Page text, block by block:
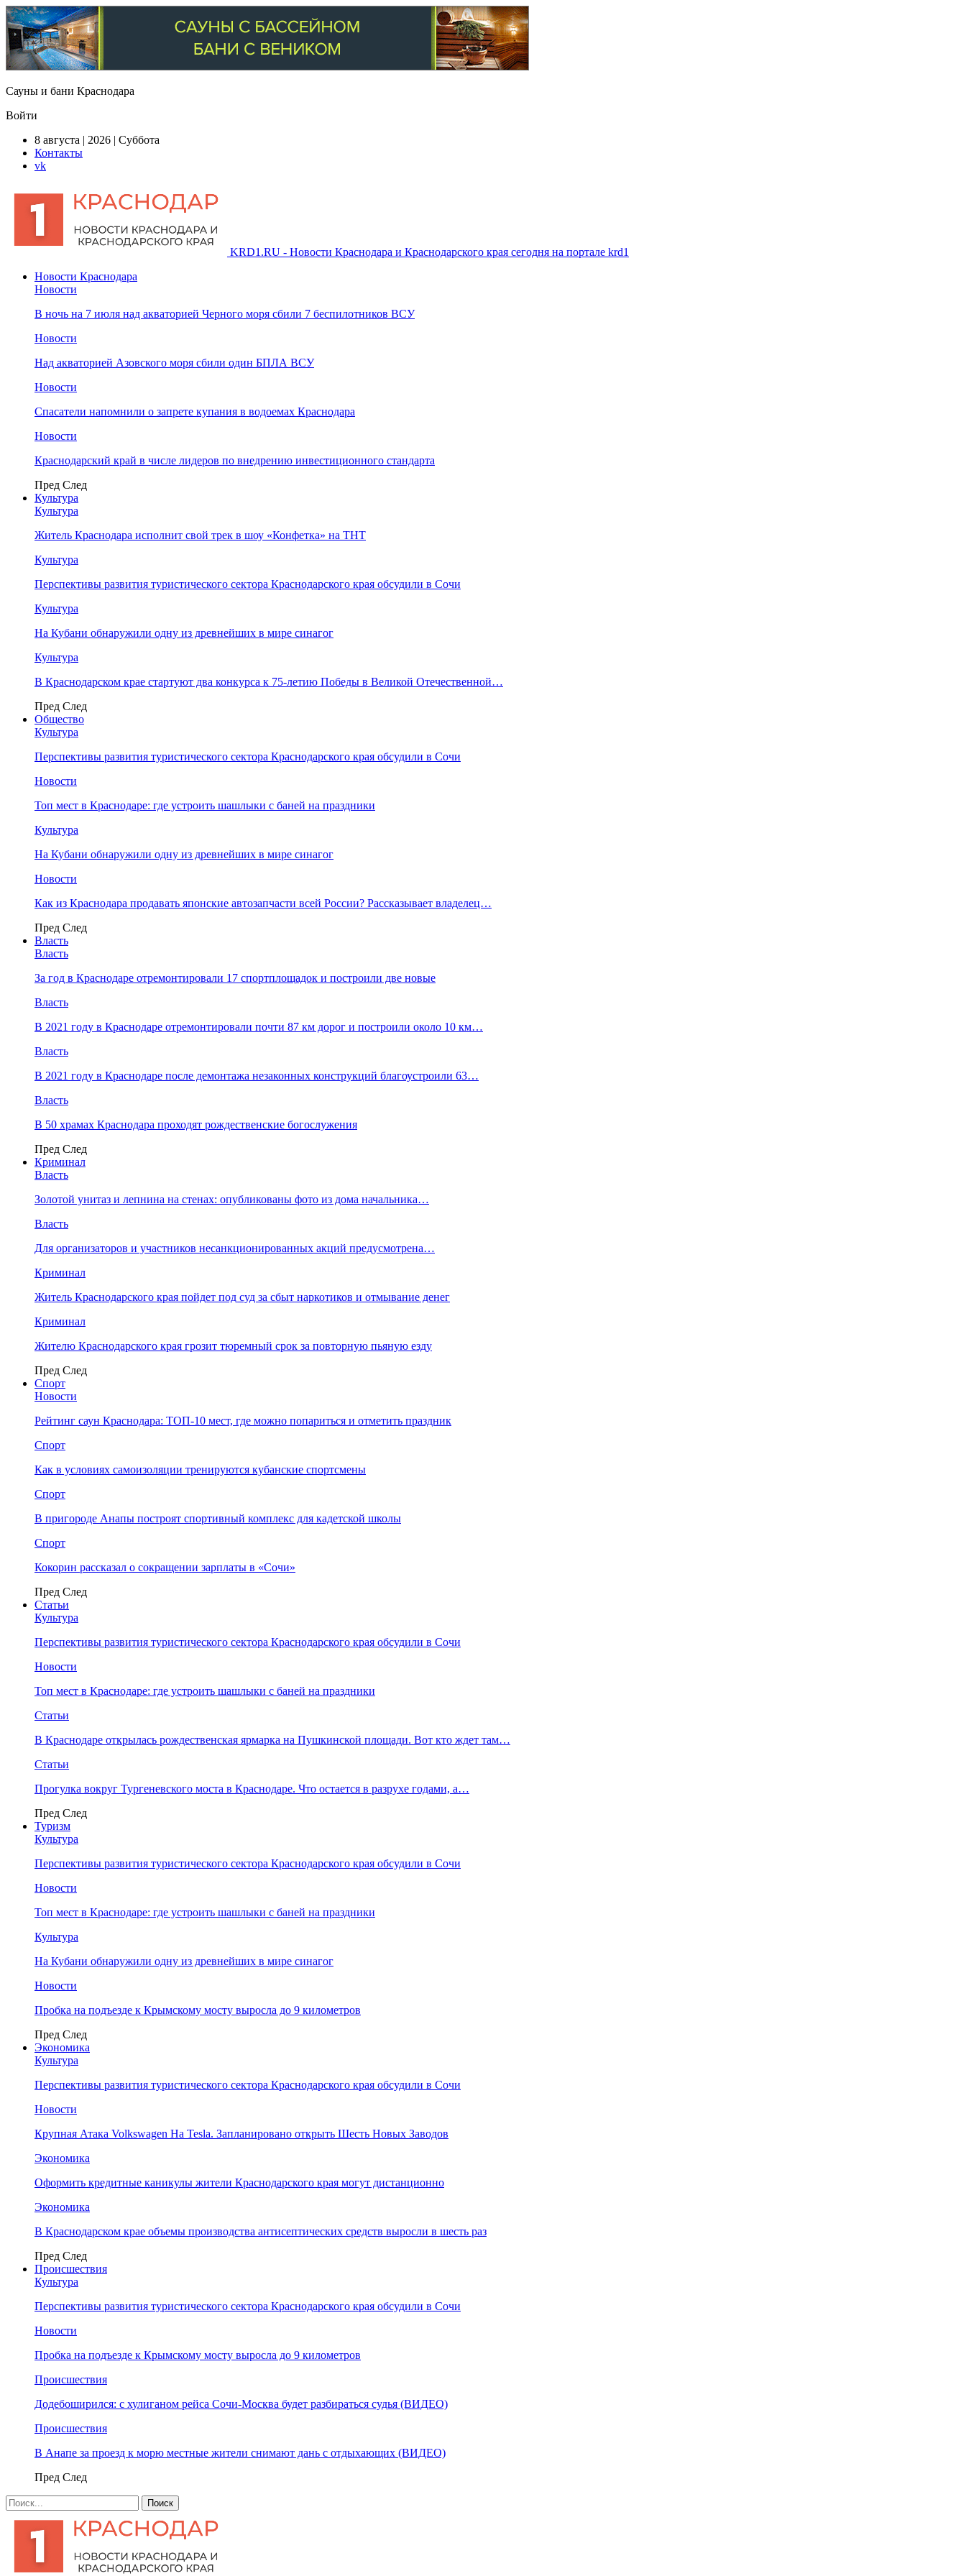
Сауны и бани Краснодара
Войти
8 августа | 2026 | Суббота
Контакты
vk
KRD1.RU - Новости Краснодара и Краснодарского края сегодня на портале krd1
Новости Краснодара
Новости
В ночь на 7 июля над акваторией Черного моря сбили 7 беспилотников ВСУ
Новости
Над акваторией Азовского моря сбили один БПЛА ВСУ
Новости
Спасатели напомнили о запрете купания в водоемах Краснодара
Новости
Краснодарский край в числе лидеров по внедрению инвестиционного стандарта
Пред След
Культура
Культура
Житель Краснодара исполнит свой трек в шоу «Конфетка» на ТНТ
Культура
Перспективы развития туристического сектора Краснодарского края обсудили в Сочи
Культура
На Кубани обнаружили одну из древнейших в мире синагог
Культура
В Краснодарском крае стартуют два конкурса к 75-летию Победы в Великой Отечественной…
Пред След
Общество
Культура
Перспективы развития туристического сектора Краснодарского края обсудили в Сочи
Новости
Топ мест в Краснодаре: где устроить шашлыки с баней на праздники
Культура
На Кубани обнаружили одну из древнейших в мире синагог
Новости
Как из Краснодара продавать японские автозапчасти всей России? Рассказывает владелец…
Пред След
Власть
Власть
За год в Краснодаре отремонтировали 17 спортплощадок и построили две новые
Власть
В 2021 году в Краснодаре отремонтировали почти 87 км дорог и построили около 10 км…
Власть
В 2021 году в Краснодаре после демонтажа незаконных конструкций благоустроили 63…
Власть
В 50 храмах Краснодара проходят рождественские богослужения
Пред След
Криминал
Власть
​Золотой унитаз и лепнина на стенах: опубликованы фото из дома начальника…
Власть
Для организаторов и участников несанкционированных акций предусмотрена…
Криминал
Житель Краснодарского края пойдет под суд за сбыт наркотиков и отмывание денег
Криминал
Жителю Краснодарского края грозит тюремный срок за повторную пьяную езду
Пред След
Спорт
Новости
Рейтинг саун Краснодара: ТОП-10 мест, где можно попариться и отметить праздник
Спорт
Как в условиях самоизоляции тренируются кубанские спортсмены
Спорт
В пригороде Анапы построят спортивный комплекс для кадетской школы
Спорт
Кокорин рассказал о сокращении зарплаты в «Сочи»
Пред След
Статьи
Культура
Перспективы развития туристического сектора Краснодарского края обсудили в Сочи
Новости
Топ мест в Краснодаре: где устроить шашлыки с баней на праздники
Статьи
В Краснодаре открылась рождественская ярмарка на Пушкинской площади. Вот кто ждет там…
Статьи
Прогулка вокруг Тургеневского моста в Краснодаре. Что остается в разрухе годами, а…
Пред След
Туризм
Культура
Перспективы развития туристического сектора Краснодарского края обсудили в Сочи
Новости
Топ мест в Краснодаре: где устроить шашлыки с баней на праздники
Культура
На Кубани обнаружили одну из древнейших в мире синагог
Новости
Пробка на подъезде к Крымскому мосту выросла до 9 километров
Пред След
Экономика
Культура
Перспективы развития туристического сектора Краснодарского края обсудили в Сочи
Новости
Крупная Атака Volkswagen На Tesla. Запланировано открыть Шесть Новых Заводов
Экономика
Оформить кредитные каникулы жители Краснодарского края могут дистанционно
Экономика
В Краснодарском крае объемы производства антисептических средств выросли в шесть раз
Пред След
Происшествия
Культура
Перспективы развития туристического сектора Краснодарского края обсудили в Сочи
Новости
Пробка на подъезде к Крымскому мосту выросла до 9 километров
Происшествия
Додебоширился: с хулиганом рейса Сочи-Москва будет разбираться судья (ВИДЕО)
Происшествия
В Анапе за проезд к морю местные жители снимают дань с отдыхающих (ВИДЕО)
Пред След